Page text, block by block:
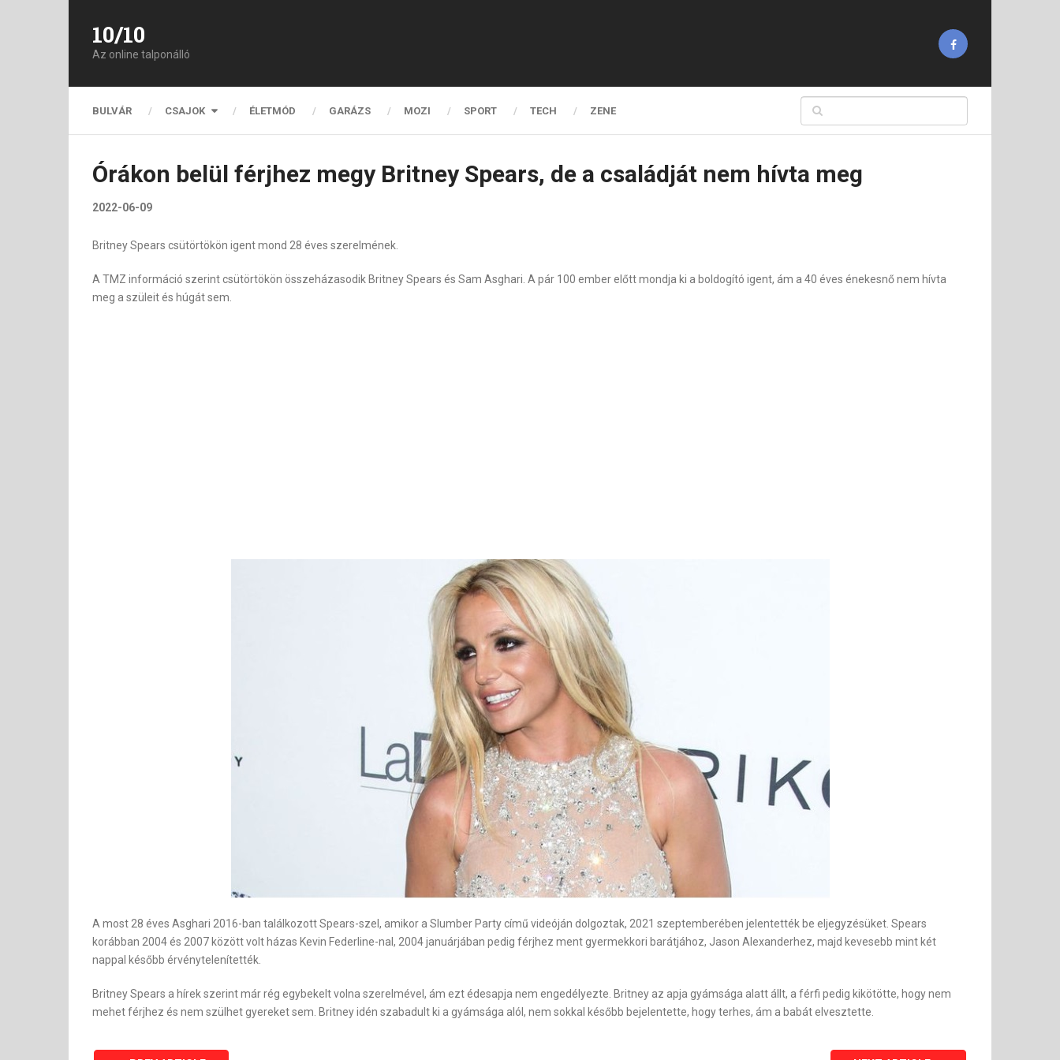
10/10
Az online talponálló
BULVÁR CSAJOK ÉLETMÓD GARÁZS MOZI SPORT TECH ZENE
Órákon belül férjhez megy Britney Spears, de a családját nem hívta meg
2022-06-09
Britney Spears csütörtökön igent mond 28 éves szerelmének.
A TMZ információ szerint csütörtökön összeházasodik Britney Spears és Sam Asghari. A pár 100 ember előtt mondja ki a boldogító igent, ám a 40 éves énekesnő nem hívta
meg a szüleit és húgát sem.
A most 28 éves Asghari 2016-ban találkozott Spears-szel, amikor a Slumber Party című videóján dolgoztak, 2021 szeptemberében jelentették be eljegyzésüket. Spears
korábban 2004 és 2007 között volt házas Kevin Federline-nal, 2004 januárjában pedig férjhez ment gyermekkori barátjához, Jason Alexanderhez, majd kevesebb mint két
nappal később érvénytelenítették.
Britney Spears a hírek szerint már rég egybekelt volna szerelmével, ám ezt édesapja nem engedélyezte. Britney az apja gyámsága alatt állt, a férfi pedig kikötötte, hogy nem
mehet férjhez és nem szülhet gyereket sem. Britney idén szabadult ki a gyámsága alól, nem sokkal később bejelentette, hogy terhes, ám a babát elvesztette.